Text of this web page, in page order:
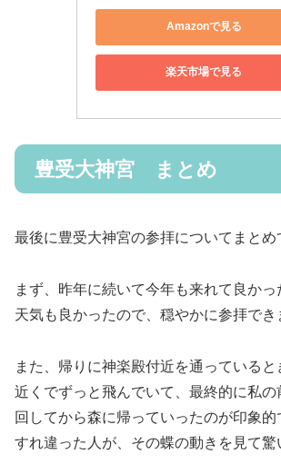
Amazonで見る
楽天市場で見る
豊受大神宮 まとめ
最後に豊受大神宮の参拝についてまとめ
まず、昨年に続いて今年も来れて良かっ
天気も良かったので、穏やかに参拝でき
また、帰りに神楽殿付近を通っている
近くでずっと飛んでいて、最終的に私の
回してから森に帰っていったのが印象的
すれ違った人が、その蝶の動きを見て驚